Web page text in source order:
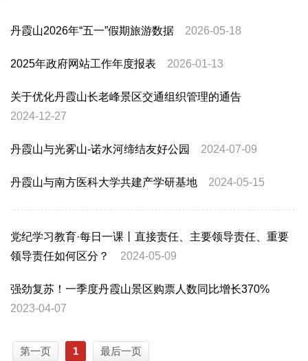
丹霞山2026年“五一”假期旅游数据 2026-05-18
2025年政府网站工作年度报表 2026-01-13
关于优化丹霞山长老峰景区交通组织管理的通告
2024-12-27
丹霞山与光雾山-诺水河缔结友好公园 2024-07-09
丹霞山与南方医科大学共建产学研基地 2024-05-15
党纪学习教育·每日一课丨直接责任、主要领导责任、重要
领导责任如何区分？
2024-05-09
强劲复苏！一季度丹霞山景区购票人数同比增长370%
2023-04-07
第一页 1 最后一页